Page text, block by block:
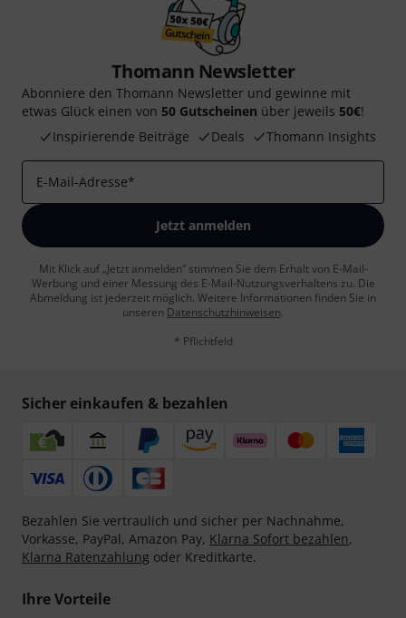
Thomann Newsletter
Abonniere den Thomann Newsletter und gewinne mit
etwas Glück einen von 50 Gutscheinen über jeweils 50€!
Inspirierende Beiträge
Deals Thomann Insights
E-Mail-Adresse*
Jetzt anmelden
Mit Klick auf „Jetzt anmelden“ stimmen Sie dem Erhalt von E-Mail-
Werbung und einer Messung des E-Mail-Nutzungsverhaltens zu. Die
Abmeldung ist jederzeit möglich. Weitere Informationen finden Sie in
unseren Datenschutzhinweisen.
* Pflichtfeld
Sicher einkaufen & bezahlen
Bezahlen Sie vertraulich und sicher per Nachnahme,
Vorkasse, PayPal, Amazon Pay, Klarna Sofort bezahlen,
Klarna Ratenzahlung oder Kreditkarte.
Ihre Vorteile